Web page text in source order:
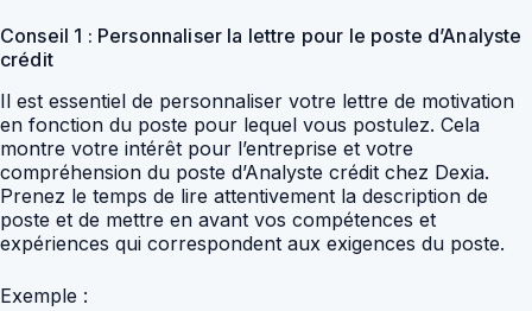
Conseil 1 : Personnaliser la lettre pour le poste d’Analyste
crédit
Il est essentiel de personnaliser votre lettre de motivation
en fonction du poste pour lequel vous postulez. Cela
montre votre intérêt pour l’entreprise et votre
compréhension du poste d’Analyste crédit chez Dexia.
Prenez le temps de lire attentivement la description de
poste et de mettre en avant vos compétences et
expériences qui correspondent aux exigences du poste.
Exemple :